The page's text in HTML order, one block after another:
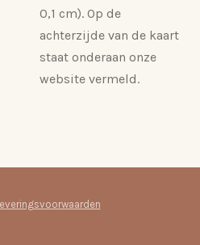
0,1 cm). Op de
achterzijde van de kaart
staat onderaan onze
website vermeld.